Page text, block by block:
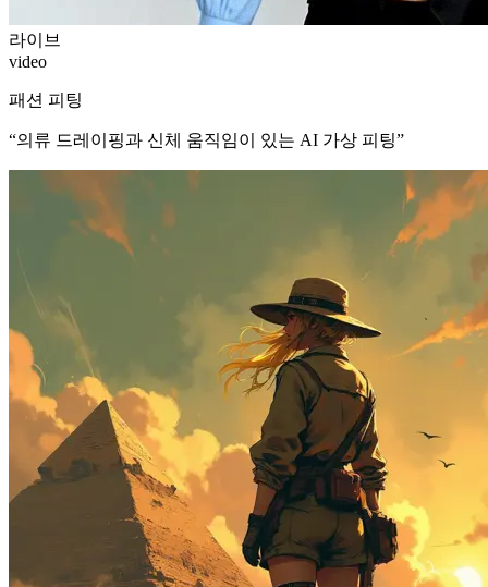
라이브
video
패션 피팅
“의류 드레이핑과 신체 움직임이 있는 AI 가상 피팅”